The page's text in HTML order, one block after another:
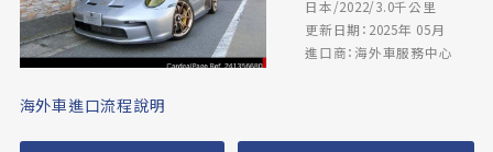
日本/2022/3.0千公里
更新日期：2025年 05月
進口商：海外車服務中心
海外車進口流程說明